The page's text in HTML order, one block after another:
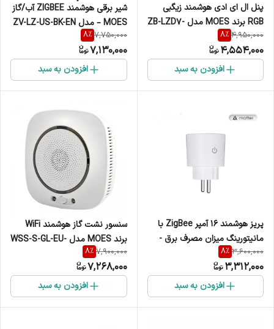
پنل ال ای ادی هوشمند زیگبی
RGB برند MOES مدل ZB-LZD7-
RCW-MS
4,950,000
8%
4,554,000
افزودن به سبد
شیر برقی هوشمند ZIGBEE آب/گاز
MOES – مدل ZV-LZ-US-BK-EN
7,750,000
8%
7,130,000
افزودن به سبد
پریز هوشمند 16 آمپر ZigBee با
مانیتورینگ میزان مصرف برق -
برند MOES مدل ZP-EU16M
3,600,000
8%
3,312,000
افزودن به سبد
سنسور نشت گاز هوشمند WiFi
برند MOES مدل WSS-S-GL-EU-
EN
7,900,000
8%
7,268,000
افزودن به سبد